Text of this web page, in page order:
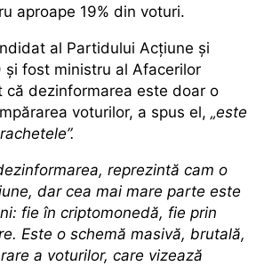
aproape 19% din voturi.
al Partidului Acțiune și
și fost ministru al Afacerilor
că dezinformarea este doar o
voturilor, a spus el,„este
reprezintă cam o
dar cea mai mare parte este
fie în criptomonedă, fie prin
Este o schemă masivă, brutală,
a voturilor, care vizează